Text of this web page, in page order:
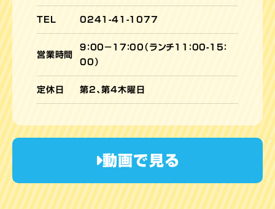
TEL 0241-41-1077
営業時間
９：00－17：00（ランチ11：00-15：
00）
定休日 第2、第4木曜日
動画で見る